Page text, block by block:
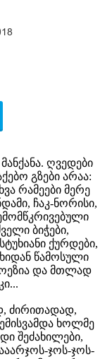
ღვედები
გზები არაა:
რამეები მერე
ჩაკ-ნორისი,
ბიჭები,
ქურდები,
წამოსული
და მთლად
ძირითადად,
ხოლმე
შეძახილები,
ჯოს-ჯოს-